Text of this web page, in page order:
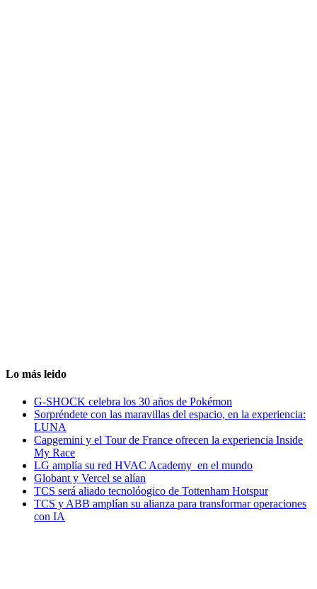
Lo más leido
G-SHOCK celebra los 30 años de Pokémon
Sorpréndete con las maravillas del espacio, en la experiencia:
LUNA
Capgemini y el Tour de France ofrecen la experiencia Inside
My Race
LG amplía su red HVAC Academy en el mundo
Globant y Vercel se alían
TCS será aliado tecnolóogico de Tottenham Hotspur
TCS y ABB amplían su alianza para transformar operaciones
con IA